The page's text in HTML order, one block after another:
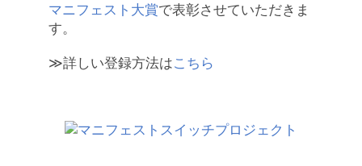
マニフェスト大賞で表彰させていただきま
す。
≫詳しい登録方法はこちら